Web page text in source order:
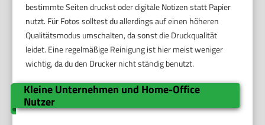
bestimmte Seiten druckst oder digitale Notizen statt Papier
nutzt. Für Fotos solltest du allerdings auf einen höheren
Qualitätsmodus umschalten, da sonst die Druckqualität
leidet. Eine regelmäßige Reinigung ist hier meist weniger
wichtig, da du den Drucker nicht ständig benutzt.
Kleine Unternehmen und Home-Office
Nutzer